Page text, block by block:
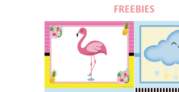
FREEBIES